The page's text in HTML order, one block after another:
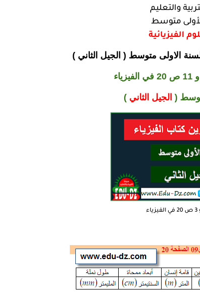
والتعليم
متوسط
الفيزيائية
الاولى متوسط ( الجيل الثاني )
( الجيل الثاني )